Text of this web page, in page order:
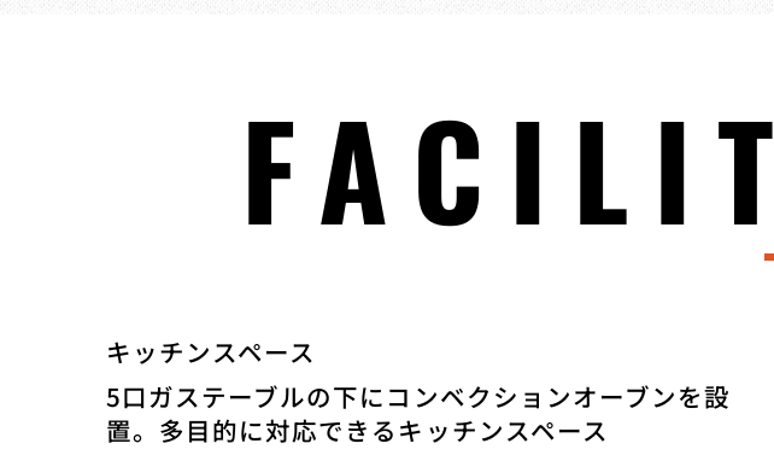
キッチンスペース
5口ガステーブルの下にコンベクションオーブンを設
置。多目的に対応できるキッチンスペース